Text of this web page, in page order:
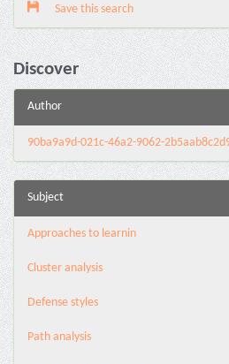
Save this search
Discover
Author
90ba9a9d-021c-46a2-9062-
Subject
Approaches to learnin
Cluster analysis
Defense styles
Path analysis